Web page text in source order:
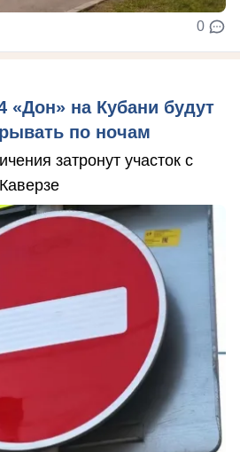
0
«Дон» на Кубани будут
по ночам
затронут участок с